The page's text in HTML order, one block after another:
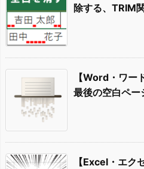
除する、TRIM
【Word・ワー
最後の空白ペー
【Excel・エク